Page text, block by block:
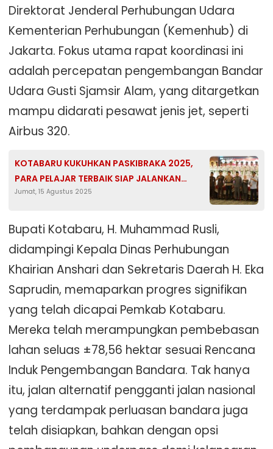
Direktorat Jenderal Perhubungan Udara
Kementerian Perhubungan (Kemenhub) di
Jakarta. Fokus utama rapat koordinasi ini
adalah percepatan pengembangan Bandar
Udara Gusti Sjamsir Alam, yang ditargetkan
mampu didarati pesawat jenis jet, seperti
Airbus 320.
KOTABARU KUKUHKAN PASKIBRAKA 2025,
PARA PELAJAR TERBAIK SIAP JALANKAN
TUGAS NEGARA
Jumat, 15 Agustus 2025
Bupati Kotabaru, H. Muhammad Rusli,
didampingi Kepala Dinas Perhubungan
Khairian Anshari dan Sekretaris Daerah H. Eka
Saprudin, memaparkan progres signifikan
yang telah dicapai Pemkab Kotabaru.
Mereka telah merampungkan pembebasan
lahan seluas ±78,56 hektar sesuai Rencana
Induk Pengembangan Bandara. Tak hanya
itu, jalan alternatif pengganti jalan nasional
yang terdampak perluasan bandara juga
telah disiapkan, bahkan dengan opsi